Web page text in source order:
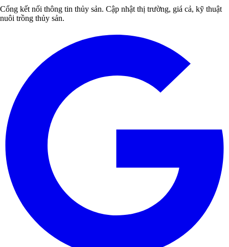
Cổng kết nối thông tin thủy sản. Cập nhật thị trường, giá cả, kỹ thuật
nuôi trồng thủy sản.